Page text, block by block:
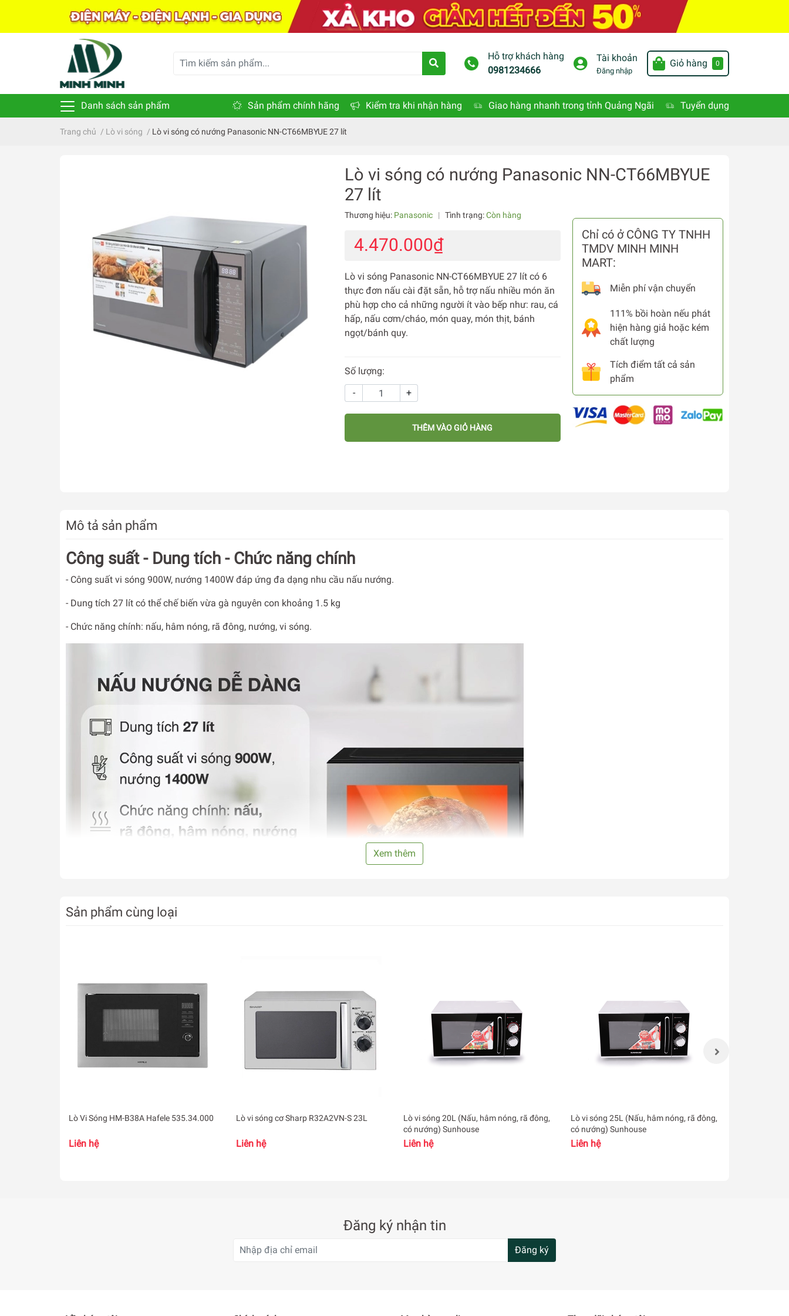
Hỗ trợ khách hàng
0981234666
Tài khoản
Đăng nhập
Giỏ hàng 0
Danh sách sản phẩm Sản phẩm chính hãng Kiểm tra khi nhận hàng Giao hàng nhanh trong tỉnh Quảng Ngãi Tuyển dụng
Trang chủ / Lò vi sóng / Lò vi sóng có nướng Panasonic NN-CT66MBYUE 27 lít
Lò vi sóng có nướng Panasonic NN-CT66MBYUE
27 lít
Thương hiệu: Panasonic | Tình trạng:Còn hàng
4.470.000₫
Lò vi sóng Panasonic NN-CT66MBYUE 27 lít có 6
thực đơn nấu cài đặt sẵn, hỗ trợ nấu nhiều món ăn
phù hợp cho cả những người ít vào bếp như: rau, cá
hấp, nấu cơm/cháo, món quay, món thịt, bánh
ngọt/bánh quy.
Số lượng:
-
+
THÊM VÀO GIỎ HÀNG
Chỉ có ở CÔNG TY TNHH
TMDV MINH MINH
MART:
Miễn phí vận chuyển
111% bồi hoàn nếu phát
hiện hàng giả hoặc kém
chất lượng
Tích điểm tất cả sản
phẩm
Mô tả sản phẩm
Công suất - Dung tích - Chức năng chính
- Công suất vi sóng 900W, nướng 1400W đáp ứng đa dạng nhu cầu nấu nướng.
- Dung tích 27 lít có thể chế biến vừa gà nguyên con khoảng 1.5 kg
- Chức năng chính: nấu, hâm nóng, rã đông, nướng, vi sóng.
Xem thêm
Sản phẩm cùng loại
Lò Vi Sóng HM-B38A Hafele 535.34.000
Liên hệ
Lò vi sóng cơ Sharp R32A2VN-S 23L
Liên hệ
Lò vi sóng 20L (Nấu, hâm nóng, rã đông,
có nướng) Sunhouse
Liên hệ
Lò vi sóng 25L (Nấu, hâm nóng, rã đông,
có nướng) Sunhouse
Liên hệ
Đăng ký nhận tin
Đăng ký